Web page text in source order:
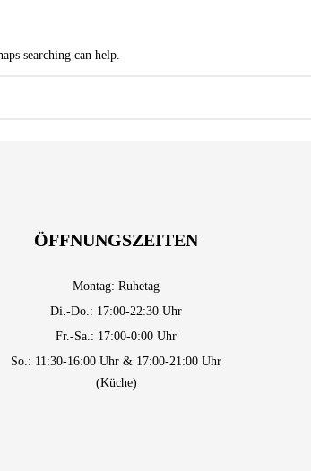
searching can help.
ÖFFNUNGSZEITEN
Montag: Ruhetag
Di.-Do.: 17:00-22:30 Uhr
Fr.-Sa.: 17:00-0:00 Uhr
So.: 11:30-16:00 Uhr & 17:00-21:00 Uhr
(Küche)